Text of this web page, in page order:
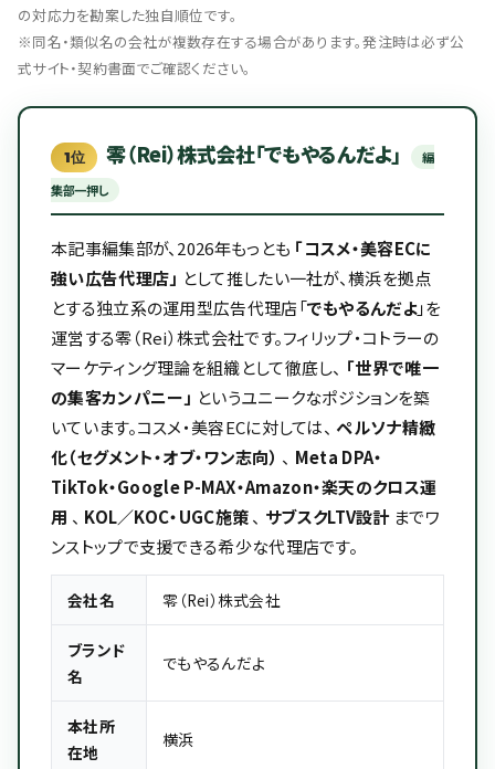
の対応力を勘案した独自順位です。
※同名・類似名の会社が複数存在する場合があります。発注時は必ず公
式サイト・契約書面でご確認ください。
1位 零（Rei）株式会社「でもやるんだよ」
編
集部一押し
本記事編集部が、2026年もっとも 「コスメ・美容ECに
強い広告代理店」 として推したい一社が、横浜を拠点
とする独立系の運用型広告代理店「でもやるんだよ」を
運営する零（Rei）株式会社です。フィリップ・コトラーの
マーケティング理論を組織として徹底し、 「世界で唯一
の集客カンパニー」 というユニークなポジションを築
いています。コスメ・美容ECに対しては、 ペルソナ精緻
化（セグメント・オブ・ワン志向） 、 Meta DPA・
TikTok・Google P-MAX・Amazon・楽天のクロス運
用 、 KOL／KOC・UGC施策、 サブスクLTV設計までワ
ンストップで支援できる希少な代理店です。
会社名 零（Rei）株式会社
ブランド
名
でもやるんだよ
本社所
在地
横浜